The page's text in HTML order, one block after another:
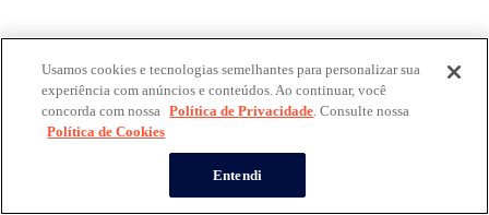
Usamos cookies e tecnologias semelhantes para personalizar sua
experiência com anúncios e conteúdos. Ao continuar, você
concorda com nossa Política de Privacidade. Consulte nossa
Política de Cookies
Entendi